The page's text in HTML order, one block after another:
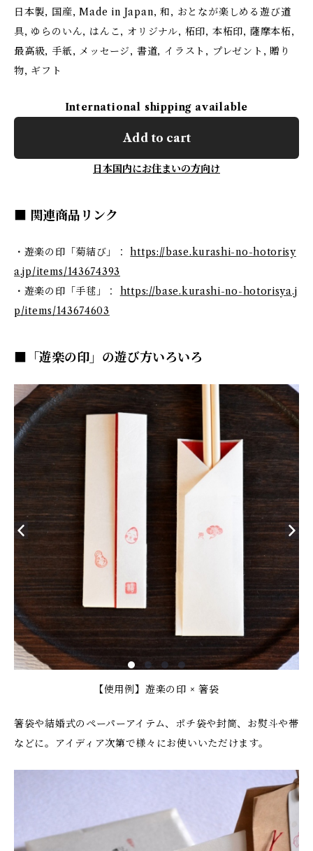
日本製, 国産, Made in Japan, 和, おとなが楽しめる遊び道
具, ゆらのいん, はんこ, オリジナル, 柘印, 本柘印, 薩摩本柘,
最高級, 手紙, メッセージ, 書道, イラスト, プレゼント, 贈り
物, ギフト
International shipping available
Add to cart
日本国内にお住まいの方向け
■ 関連商品リンク
・遊楽の印「菊結び」：https://base.kurashi-no-hotorisy
a.jp/items/143674393
・遊楽の印「手毬」： https://base.kurashi-no-hotorisya.j
p/items/143674603
■「遊楽の印」の遊び方いろいろ
【使用例】遊楽の印 × 箸袋
箸袋や結婚式のペーパーアイテム、ポチ袋や封筒、お熨斗や帯
などに。アイディア次第で様々にお使いいただけます。